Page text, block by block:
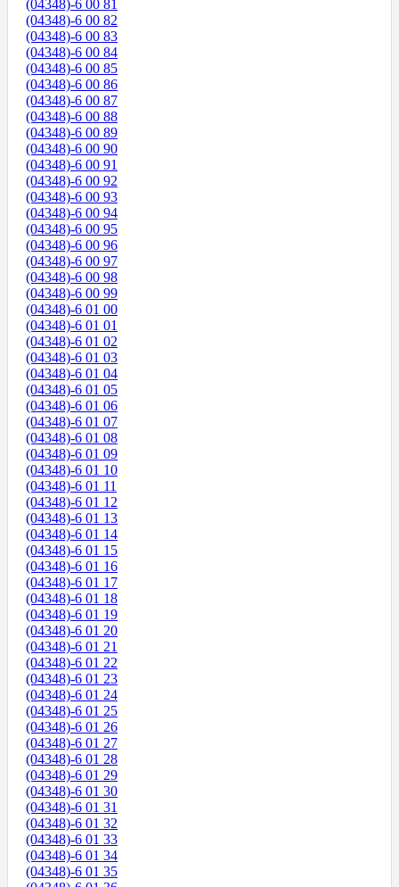
(04348)-6 00 81
(04348)-6 00 82
(04348)-6 00 83
(04348)-6 00 84
(04348)-6 00 85
(04348)-6 00 86
(04348)-6 00 87
(04348)-6 00 88
(04348)-6 00 89
(04348)-6 00 90
(04348)-6 00 91
(04348)-6 00 92
(04348)-6 00 93
(04348)-6 00 94
(04348)-6 00 95
(04348)-6 00 96
(04348)-6 00 97
(04348)-6 00 98
(04348)-6 00 99
(04348)-6 01 00
(04348)-6 01 01
(04348)-6 01 02
(04348)-6 01 03
(04348)-6 01 04
(04348)-6 01 05
(04348)-6 01 06
(04348)-6 01 07
(04348)-6 01 08
(04348)-6 01 09
(04348)-6 01 10
(04348)-6 01 11
(04348)-6 01 12
(04348)-6 01 13
(04348)-6 01 14
(04348)-6 01 15
(04348)-6 01 16
(04348)-6 01 17
(04348)-6 01 18
(04348)-6 01 19
(04348)-6 01 20
(04348)-6 01 21
(04348)-6 01 22
(04348)-6 01 23
(04348)-6 01 24
(04348)-6 01 25
(04348)-6 01 26
(04348)-6 01 27
(04348)-6 01 28
(04348)-6 01 29
(04348)-6 01 30
(04348)-6 01 31
(04348)-6 01 32
(04348)-6 01 33
(04348)-6 01 34
(04348)-6 01 35